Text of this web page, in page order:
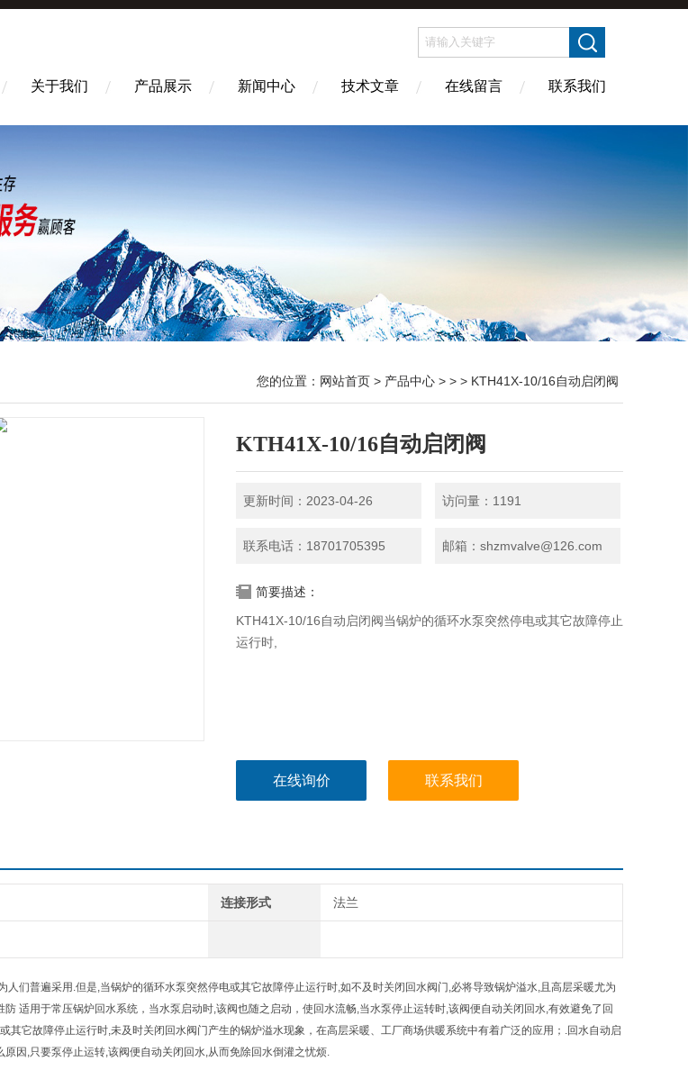
关于我们 产品展示 新闻中心 技术文章 在线留言 联系我们
您的位置： 网站首页 > 产品中心 > > > KTH41X-10/16自动启闭阀
KTH41X-10/16自动启闭阀
更新时间：2023-04-26 访问量：1191
联系电话：18701705395 邮箱：shzmvalve@126.com
简要描述：
KTH41X-10/16自动启闭阀当锅炉的循环水泵突然停电或其它故障停止
运行时,
在线询价 联系我们
连接形式 法兰
人们普遍采用.但是,当锅炉的循环水泵突然停电或其它故障停止运行时,如不及时关闭回水阀门,必将导致锅炉溢水,且高层采暖尤为
适用于常压锅炉回水系统，当水泵启动时,该阀也随之启动，使回水流畅,当水泵停止运转时,该阀便自动关闭回水,有效避免了回
其它故障停止运行时,未及时关闭回水阀门产生的锅炉溢水现象，在高层采暖、工厂商场供暖系统中有着广泛的应用；.回水自动启
因,只要泵停止运转,该阀便自动关闭回水,从而免除回水倒灌之忧烦.